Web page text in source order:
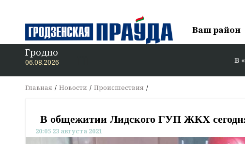
Ваш район
Гродно
06.08.2026 В
Главная Новости Происшествия
В общежитии Лидского ГУП ЖКХ
20:05 23 августа 2021